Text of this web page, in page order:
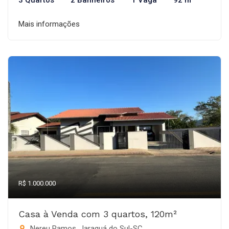
Mais informações
R$ 1.000.000
Casa à Venda com 3 quartos, 120m²